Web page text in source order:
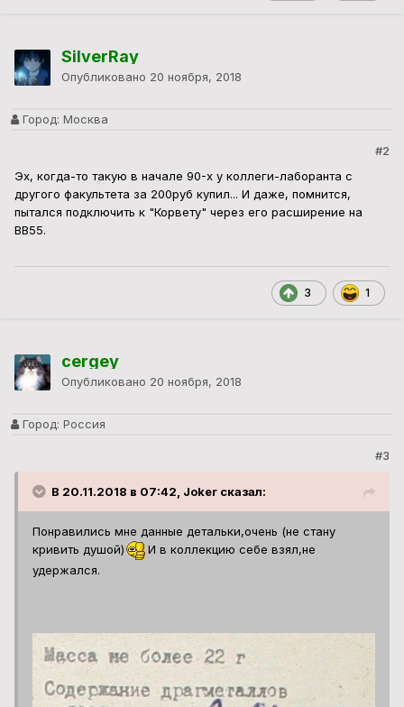
SilverRay
Опубликовано 20 ноября, 2018
Город: Москва
#2
Эх, когда-то такую в начале 90-х у коллеги-лаборанта с
другого факультета за 200руб купил... И даже, помнится,
пытался подключить к "Корвету" через его расширение на
ВВ55.
3 1
cergey
Опубликовано 20 ноября, 2018
Город: Россия
#3
В 20.11.2018 в 07:42, Joker сказал:
Понравились мне данные детальки,очень (не стану
кривить душой)
И в коллекцию себе взял,не
удержался.